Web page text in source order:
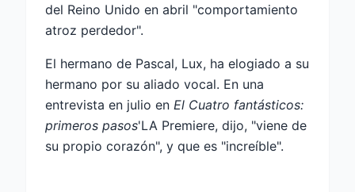
del Reino Unido en abril "comportamiento
atroz perdedor".
El hermano de Pascal, Lux, ha elogiado a su
hermano por su aliado vocal. En una
entrevista en julio en El Cuatro fantásticos:
primeros pasos'LA Premiere, dijo, "viene de
su propio corazón", y que es "increíble".